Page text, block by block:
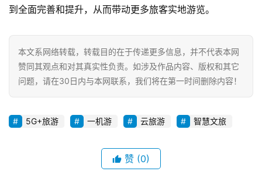
到全面完善和提升，从而带动更多旅客实地游览。
本文系网络转载，转载目的在于传递更多信息，并不代表本网
赞同其观点和对其真实性负责。如涉及作品内容、版权和其它
问题，请在30日内与本网联系，我们将在第一时间删除内容！
5G+旅游 一机游 云旅游 智慧文旅
赞 (0)